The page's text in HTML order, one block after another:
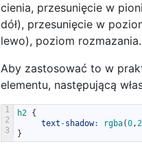
cienia, przesunięcie w
dół), przesunięcie w
lewo), poziom rozmazania.
Aby zastosować to w
elementu, następującą
1
2
3
h2 {
text -shadow: rgba(0,
}